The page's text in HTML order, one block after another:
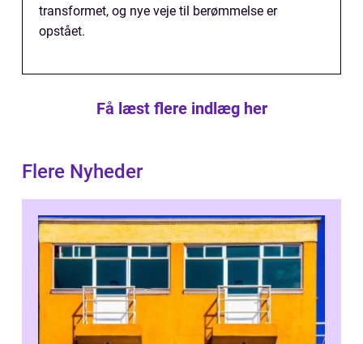
transformet, og nye veje til berømmelse er
opstået.
Få læst flere indlæg her
Flere Nyheder